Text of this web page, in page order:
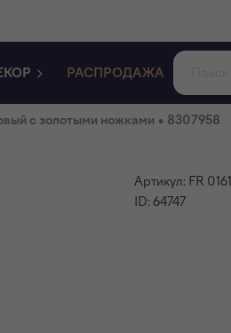
РАСПРОДАЖА
с золотыми ножками • 8307958
Артикул: FR 0161
ID: 64747